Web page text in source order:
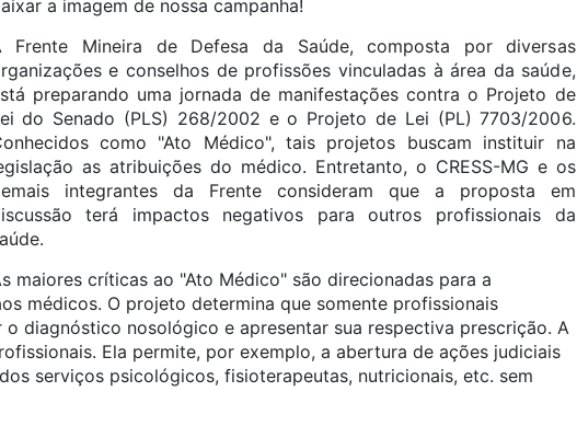
a imagem de nossa campanha!
Frente Mineira de Defesa da Saúde, composta por diversas
e conselhos de profissões vinculadas à área da saúde,
preparando uma jornada de manifestações contra o Projeto de
do Senado (PLS) 268/2002 e o Projeto de Lei (PL) 7703/2006.
como "Ato Médico", tais projetos buscam instituir na
as atribuições do médico. Entretanto, o CRESS-MG e os
integrantes da Frente consideram que a proposta em
terá impactos negativos para outros profissionais da
maiores críticas ao "Ato Médico" são direcionadas para a
médicos. O projeto determina que somente profissionais
diagnóstico nosológico e apresentar sua respectiva prescrição. A
Ela permite, por exemplo, a abertura de ações judiciais
serviços psicológicos, fisioterapeutas, nutricionais, etc. sem